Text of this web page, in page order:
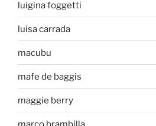
luigina foggetti
luisa carrada
macubu
mafe de baggis
maggie berry